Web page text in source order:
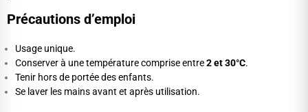
Précautions d’emploi
Usage unique.
Conserver à une température comprise entre2 et 30°C.
Tenir hors de portée des enfants.
Se laver les mains avant et après utilisation.